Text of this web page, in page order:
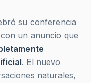
su conferencia
un anuncio que
. El nuevo
naturales,